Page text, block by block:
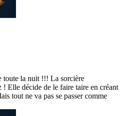
toute la nuit !!! La sorcière
! Elle décide de le faire taire en créant
tout ne va pas se passer comme